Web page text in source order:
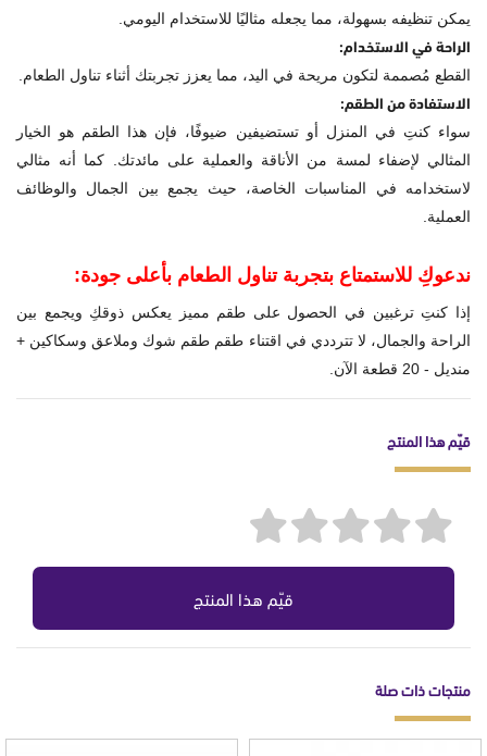
يمكن تنظيفه بسهولة، مما يجعله مثاليًا للاستخدام اليومي.
الراحة في الاستخدام:
القطع مُصممة لتكون مريحة في اليد، مما يعزز تجربتك أثناء تناول الطعام.
الاستفادة من الطقم:
سواء كنتِ في المنزل أو تستضيفين ضيوفًا، فإن هذا الطقم هو الخيار
المثالي لإضفاء لمسة من الأناقة والعملية على مائدتك. كما أنه مثالي
لاستخدامه في المناسبات الخاصة، حيث يجمع بين الجمال والوظائف
العملية.
ندعوكِ للاستمتاع بتجربة تناول الطعام بأعلى جودة:
إذا كنتِ ترغبين في الحصول على طقم مميز يعكس ذوقكِ ويجمع بين
الراحة والجمال، لا تترددي في اقتناء طقم طقم شوك وملاعق وسكاكين +
منديل - 20 قطعة الآن.
قيّم هذا المنتج
قيّم هذا المنتج
منتجات ذات صلة